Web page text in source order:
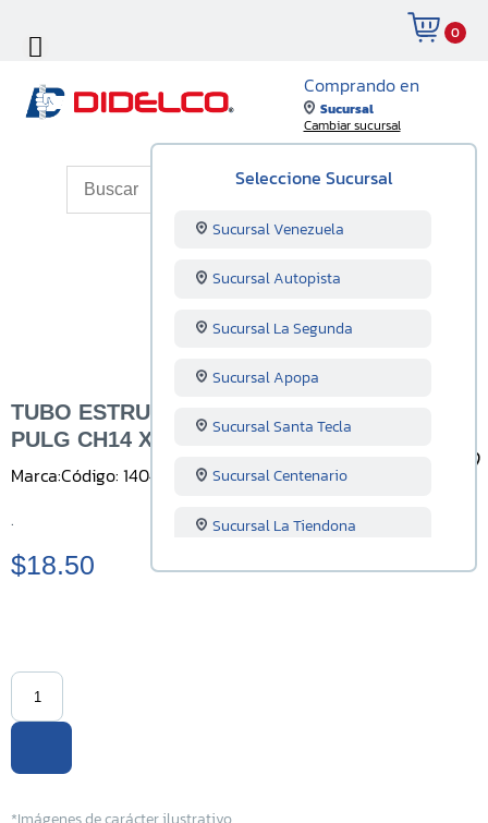
0
Comprando en
Sucursal
Cambiar sucursal
Seleccione Sucursal
Sucursal Venezuela
Sucursal Autopista
Sucursal La Segunda
Sucursal Apopa
Sucursal Santa Tecla
Sucursal Centenario
Sucursal La Tiendona
Sucursal Merliot
TUBO ESTRUCTURAL RECTANGULAR 2X1
PULG CH14 X 6 M
Marca:Código: 140414001Unidad: Unidad
.
$18.50